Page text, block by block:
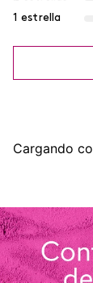
1 estrella
Título
Califica el
Tu nombre
Cargando